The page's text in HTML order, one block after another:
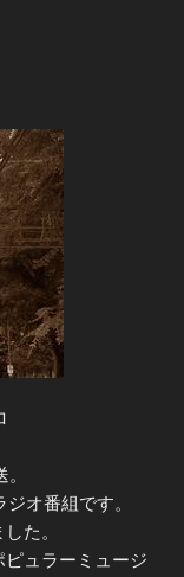
オ番組です。
た。
ュラーミュージ